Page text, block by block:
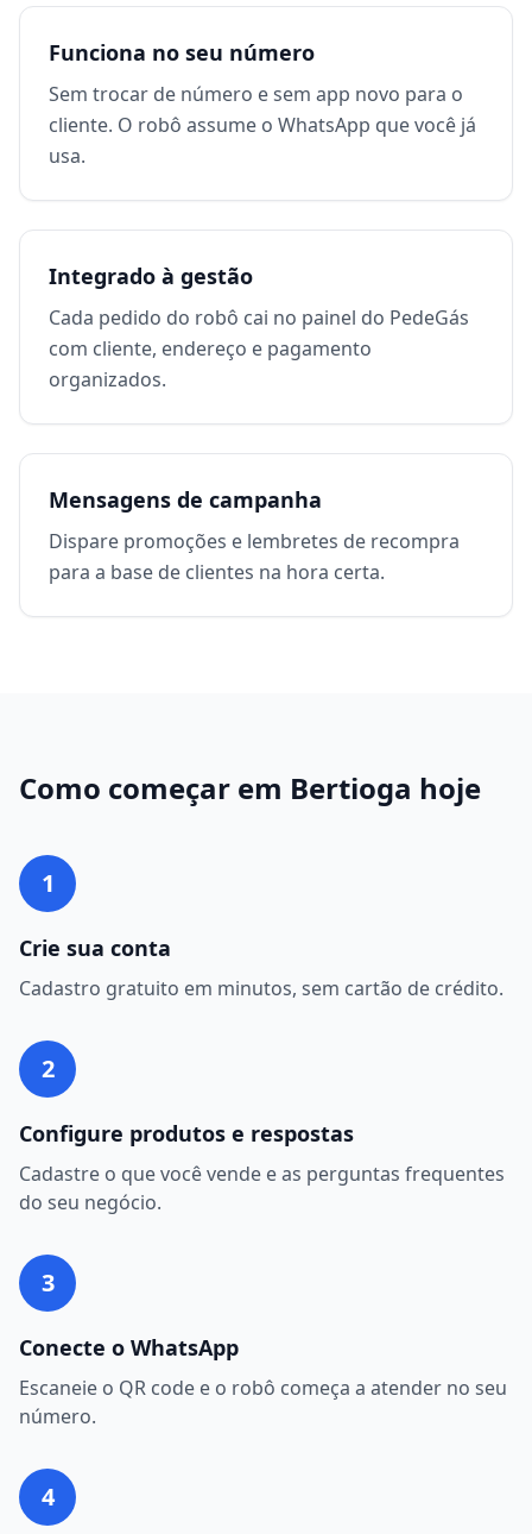
Funciona no seu número
Sem trocar de número e sem app novo para o
cliente. O robô assume o WhatsApp que você já
usa.
Integrado à gestão
Cada pedido do robô cai no painel do PedeGás
com cliente, endereço e pagamento
organizados.
Mensagens de campanha
Dispare promoções e lembretes de recompra
para a base de clientes na hora certa.
Como começar em Bertioga hoje
1
Crie sua conta
Cadastro gratuito em minutos, sem cartão de crédito.
2
Configure produtos e respostas
Cadastre o que você vende e as perguntas frequentes
do seu negócio.
3
Conecte o WhatsApp
Escaneie o QR code e o robô começa a atender no seu
número.
4